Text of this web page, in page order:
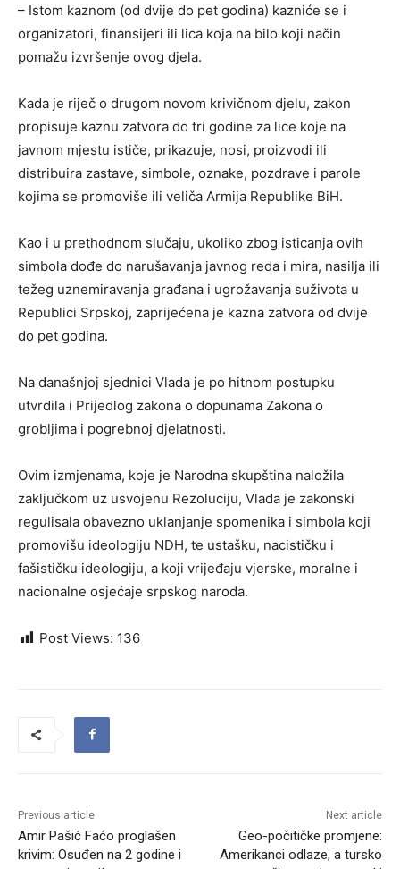
– Istom kaznom (od dvije do pet godina) kazniće se i
organizatori, finansijeri ili lica koja na bilo koji način
pomažu izvršenje ovog djela.
Kada je riječ o drugom novom krivičnom djelu, zakon
propisuje kaznu zatvora do tri godine za lice koje na
javnom mjestu ističe, prikazuje, nosi, proizvodi ili
distribuira zastave, simbole, oznake, pozdrave i parole
kojima se promoviše ili veliča Armija Republike BiH.
Kao i u prethodnom slučaju, ukoliko zbog isticanja ovih
simbola dođe do narušavanja javnog reda i mira, nasilja ili
težeg uznemiravanja građana i ugrožavanja suživota u
Republici Srpskoj, zaprijećena je kazna zatvora od dvije
do pet godina.
Na današnjoj sjednici Vlada je po hitnom postupku
utvrdila i Prijedlog zakona o dopunama Zakona o
grobljima i pogrebnoj djelatnosti.
Ovim izmjenama, koje je Narodna skupština naložila
zaključkom uz usvojenu Rezoluciju, Vlada je zakonski
regulisala obavezno uklanjanje spomenika i simbola koji
promovišu ideologiju NDH, te ustašku, nacističku i
fašističku ideologiju, a koji vrijeđaju vjerske, moralne i
nacionalne osjećaje srpskog naroda.
Post Views: 136
Previous article
Amir Pašić Faćo proglašen
krivim: Osuđen na 2 godine i
Next article
Geo-počitičke promjene:
Amerikanci odlaze, a tursko